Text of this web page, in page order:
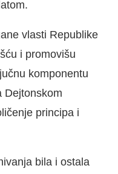
vlasti Republike
i promovišu
komponentu
Dejtonskom
principa i
bila i ostala